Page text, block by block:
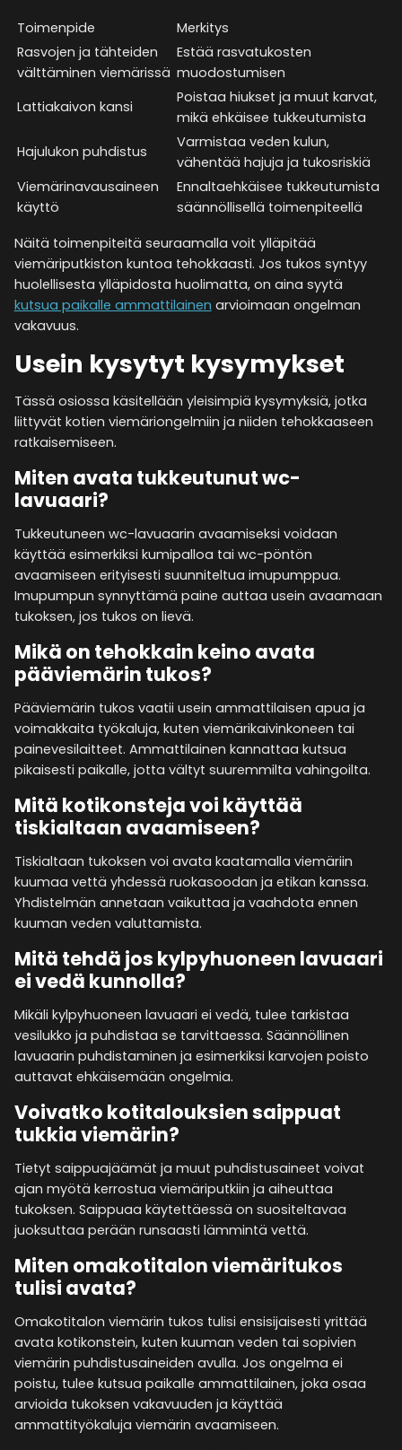
Toimenpide
Merkitys
Rasvojen ja tähteiden
välttäminen viemärissä
Estää rasvatukosten
muodostumisen
Lattiakaivon kansi
Poistaa hiukset ja muut karvat,
mikä ehkäisee tukkeutumista
Hajulukon puhdistus
Varmistaa veden kulun,
vähentää hajuja ja tukosriskiä
Viemärinavausaineen
käyttö
Ennaltaehkäisee tukkeutumista
säännöllisellä toimenpiteellä
Näitä toimenpiteitä seuraamalla voit ylläpitää
viemäriputkiston kuntoa tehokkaasti. Jos tukos syntyy
huolellisesta ylläpidosta huolimatta, on aina syytä
kutsua paikalle ammattilainen arvioimaan ongelman
vakavuus.
Usein kysytyt kysymykset
Tässä osiossa käsitellään yleisimpiä kysymyksiä, jotka
liittyvät kotien viemäriongelmiin ja niiden tehokkaaseen
ratkaisemiseen.
Miten avata tukkeutunut wc-
lavuaari?
Tukkeutuneen wc-lavuaarin avaamiseksi voidaan
käyttää esimerkiksi kumipalloa tai wc-pöntön
avaamiseen erityisesti suunniteltua imupumppua.
Imupumpun synnyttämä paine auttaa usein avaamaan
tukoksen, jos tukos on lievä.
Mikä on tehokkain keino avata
pääviemärin tukos?
Pääviemärin tukos vaatii usein ammattilaisen apua ja
voimakkaita työkaluja, kuten viemärikaivinkoneen tai
painevesilaitteet. Ammattilainen kannattaa kutsua
pikaisesti paikalle, jotta vältyt suuremmilta vahingoilta.
Mitä kotikonsteja voi käyttää
tiskialtaan avaamiseen?
Tiskialtaan tukoksen voi avata kaatamalla viemäriin
kuumaa vettä yhdessä ruokasoodan ja etikan kanssa.
Yhdistelmän annetaan vaikuttaa ja vaahdota ennen
kuuman veden valuttamista.
Mitä tehdä jos kylpyhuoneen lavuaari
ei vedä kunnolla?
Mikäli kylpyhuoneen lavuaari ei vedä, tulee tarkistaa
vesilukko ja puhdistaa se tarvittaessa. Säännöllinen
lavuaarin puhdistaminen ja esimerkiksi karvojen poisto
auttavat ehkäisemään ongelmia.
Voivatko kotitalouksien saippuat
tukkia viemärin?
Tietyt saippuajäämät ja muut puhdistusaineet voivat
ajan myötä kerrostua viemäriputkiin ja aiheuttaa
tukoksen. Saippuaa käytettäessä on suositeltavaa
juoksuttaa perään runsaasti lämmintä vettä.
Miten omakotitalon viemäritukos
tulisi avata?
Omakotitalon viemärin tukos tulisi ensisijaisesti yrittää
avata kotikonstein, kuten kuuman veden tai sopivien
viemärin puhdistusaineiden avulla. Jos ongelma ei
poistu, tulee kutsua paikalle ammattilainen, joka osaa
arvioida tukoksen vakavuuden ja käyttää
ammattityökaluja viemärin avaamiseen.